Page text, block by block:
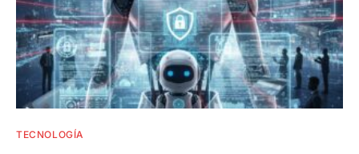
TECNOLOGÍA